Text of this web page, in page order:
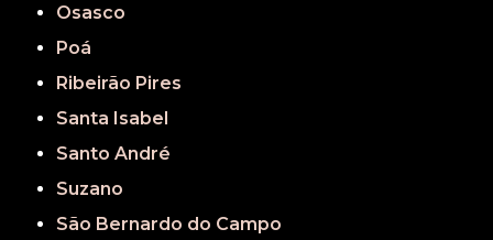
Osasco
Poá
Ribeirão Pires
Santa Isabel
Santo André
Suzano
São Bernardo do Campo